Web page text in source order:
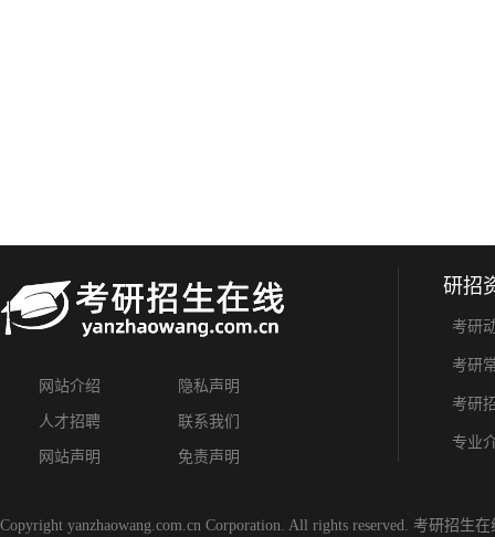
网站介绍 隐私声明
人才招聘 联系我们
网站声明 免责声明
研招
考研
考研
考研
专业
Copyright yanzhaowang.com.cn Corporation. All rights reserved. 考研招生在